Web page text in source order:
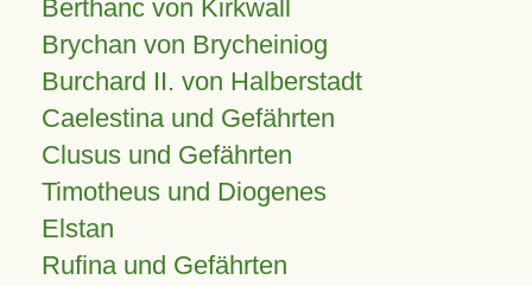
Berthanc von Kirkwall
Brychan von Brycheiniog
Burchard II. von Halberstadt
Caelestina und Gefährten
Clusus und Gefährten
Timotheus und Diogenes
Elstan
Rufina und Gefährten